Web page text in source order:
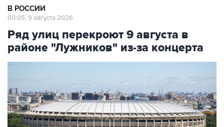
В РОССИИ
00:05, 9 августа 2026
Ряд улиц перекроют 9 августа в
районе "Лужников" из-за концерта